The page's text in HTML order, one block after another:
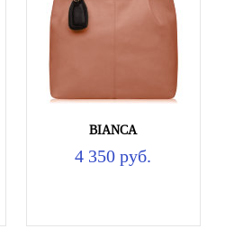
BIANCA
4 350 руб.